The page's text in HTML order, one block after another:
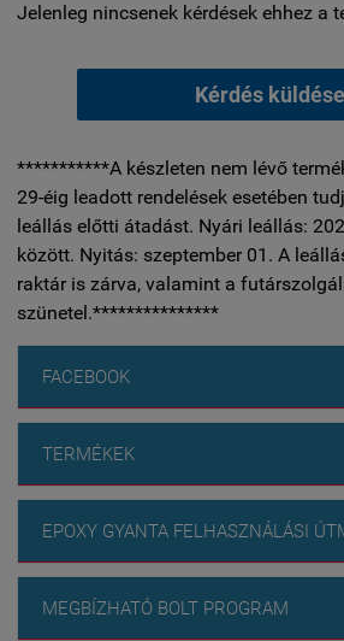
Jelenleg nincsenek kérdések ehhez a
Kérdés küldése
***********A készleten nem lévő
29-éig leadott rendelések esetében
leállás előtti átadást. Nyári leállás:
között. Nyitás: szeptember 01. A
raktár is zárva, valamint a
szünetel.***************
FACEBOOK
TERMÉKEK
EPOXY GYANTA FELHASZNÁLÁSI
MEGBÍZHATÓ BOLT PROGRAM